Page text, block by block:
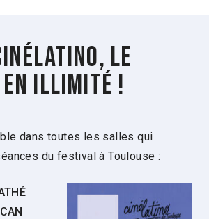
le
illimité !
dans toutes les salles qui
du festival à Toulouse :